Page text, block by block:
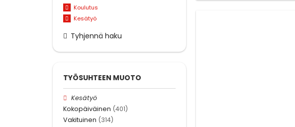
Koulutus
Kesätyö
Tyhjennä haku
TYÖSUHTEEN MUOTO
Kesätyö
Kokopäiväinen (401)
Vakituinen (314)